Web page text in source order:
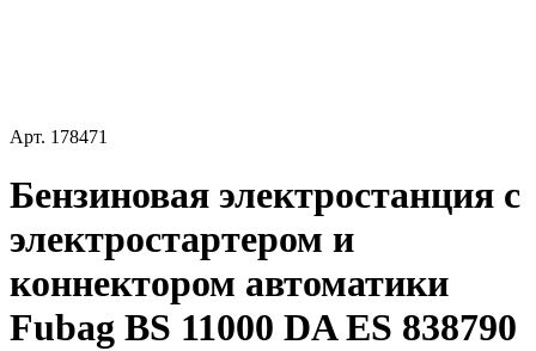
Арт. 178471
Бензиновая электростанция с
электростартером и
коннектором автоматики
Fubag BS 11000 DA ES 838790